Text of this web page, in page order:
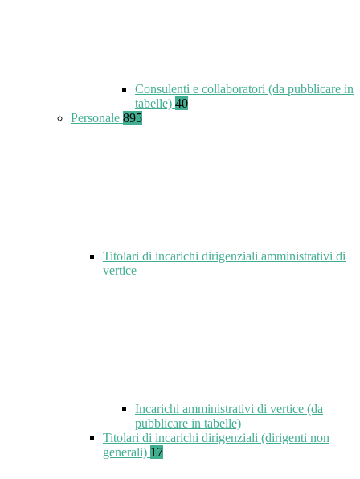
Consulenti e collaboratori (da pubblicare in
tabelle) 40
Personale 895
Titolari di incarichi dirigenziali amministrativi di
vertice
Incarichi amministrativi di vertice (da
pubblicare in tabelle)
Titolari di incarichi dirigenziali (dirigenti non
generali) 17